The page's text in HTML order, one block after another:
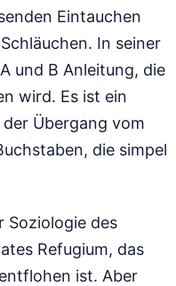
Eintauchen
In seiner
und B Anleitung, die
wird. Es ist ein
Übergang vom
die simpel
Soziologie des
Refugium, das
ist. Aber